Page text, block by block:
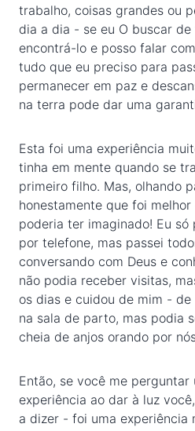
trabalho, coisas grandes ou
dia a dia - se eu O buscar
encontrá-lo e posso falar
tudo que eu preciso para
permanecer em paz e
na terra pode dar uma
Esta foi uma experiência
tinha em mente quando se
primeiro filho. Mas, olhando
honestamente que foi
poderia ter imaginado! Eu
por telefone, mas passei
conversando com Deus e
não podia receber visitas,
os dias e cuidou de mim - de
na sala de parto, mas podia
cheia de anjos orando por
Então, se você me perguntar
experiência ao dar à luz
a dizer - foi uma experiência